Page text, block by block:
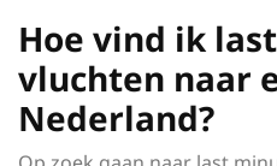
Hoe vind ik
vluchten naar
Nederland?